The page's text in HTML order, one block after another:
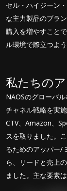
セル・ハイジーン
な主力製品のブラ
購入を増やすこと
ル環境で際立つよ
私たちの
NAOSのグローバ
チャネル戦略を実
CTV、Amazon、
スを取りました。
るためのアッパー/
ら、リードと売上
ました。主な要素